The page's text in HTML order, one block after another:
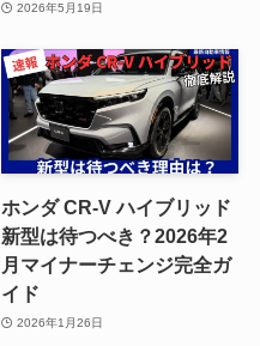
2026年5月19日
ホンダ CR-V ハイブリッド
新型は待つべき？2026年2
月マイナーチェンジ完全ガ
イド
2026年1月26日